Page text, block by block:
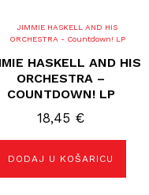
HASKELL AND HIS
ORCHESTRA –
COUNTDOWN! LP
18,45 €
DODAJ U KOŠARICU